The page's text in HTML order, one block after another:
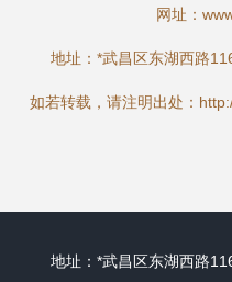
网址：
地址：*武昌区东湖西路
如若转载，请注明出处：
地址：*武昌区东湖西路